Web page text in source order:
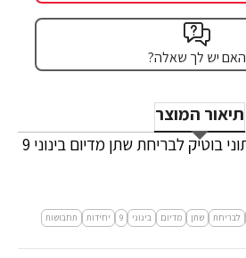
האם יש לך שאלה?
תיאור המוצר
אולוויז דיסקרט תחתוני בוטיק לבריחת שתן מדיום בינוני 9
לבריחת שתן מדיום בינוני 9 יחידות
תחבושות